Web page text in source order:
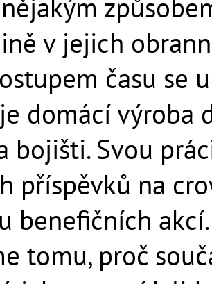
v jejich
času se
domácí výroba
bojišti. Svou
příspěvků na
benefičních
tomu, proč